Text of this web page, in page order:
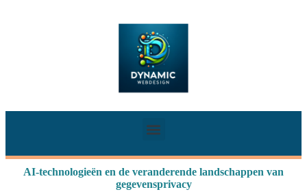
AI-technologieën en de veranderende landschappen van
gegevensprivacy